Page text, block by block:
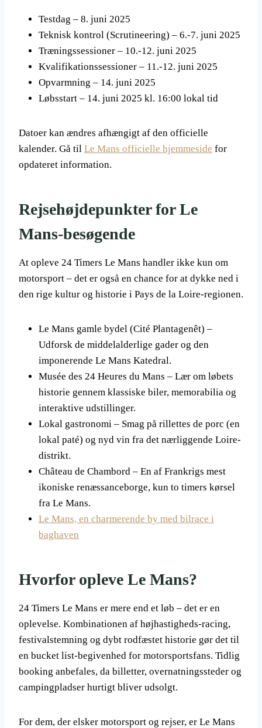
Testdag – 8. juni 2025
Teknisk kontrol (Scrutineering) – 6.-7. juni 2025
Træningssessioner – 10.-12. juni 2025
Kvalifikationssessioner – 11.-12. juni 2025
Opvarmning – 14. juni 2025
Løbsstart – 14. juni 2025 kl. 16:00 lokal tid
Datoer kan ændres afhængigt af den officielle
kalender. Gå til Le Mans officielle hjemmeside for
opdateret information.
Rejsehøjdepunkter for Le
Mans-besøgende
At opleve 24 Timers Le Mans handler ikke kun om
motorsport – det er også en chance for at dykke ned i
den rige kultur og historie i Pays de la Loire-regionen.
Le Mans gamle bydel (Cité Plantagenêt) –
Udforsk de middelalderlige gader og den
imponerende Le Mans Katedral.
Musée des 24 Heures du Mans – Lær om løbets
historie gennem klassiske biler, memorabilia og
interaktive udstillinger.
Lokal gastronomi – Smag på rillettes de porc (en
lokal paté) og nyd vin fra det nærliggende Loire-
distrikt.
Château de Chambord – En af Frankrigs mest
ikoniske renæssanceborge, kun to timers kørsel
fra Le Mans.
Le Mans, en charmerende by med bilrace i
baghaven
Hvorfor opleve Le Mans?
24 Timers Le Mans er mere end et løb – det er en
oplevelse. Kombinationen af højhastigheds-racing,
festivalstemning og dybt rodfæstet historie gør det til
en bucket list-begivenhed for motorsportsfans. Tidlig
booking anbefales, da billetter, overnatningssteder og
campingpladser hurtigt bliver udsolgt.
For dem, der elsker motorsport og rejser, er Le Mans